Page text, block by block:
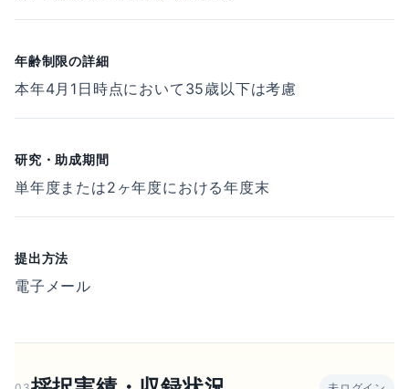
年齢制限の詳細
本年4月1日時点において35歳以下は考慮
研究・助成期間
単年度または2ヶ年度における年度末
提出方法
電子メール